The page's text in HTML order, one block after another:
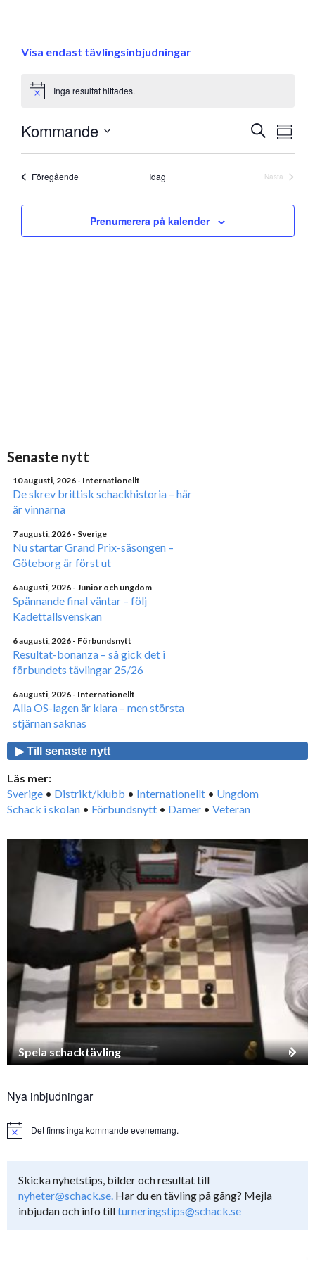
Visa endast tävlingsinbjudningar
Notice Inga resultat hittades.
Search
and
Views
Sök
Kommande
FöregåendeEvenemang Idag
Nästa
Prenumerera på kalender
Senaste nytt
10 augusti, 2026 - Internationellt
De skrev brittisk schackhistoria – här
är vinnarna
7 augusti, 2026 - Sverige
Nu startar Grand Prix-säsongen –
Göteborg är först ut
6 augusti, 2026 - Junior och ungdom
Spännande final väntar – följ
Kadettallsvenskan
6 augusti, 2026 - Förbundsnytt
Resultat-bonanza – så gick det i
förbundets tävlingar 25/26
6 augusti, 2026 - Internationellt
Alla OS-lagen är klara – men största
stjärnan saknas
▶ Till senaste nytt
Läs mer:
Sverige • Distrikt/klubb • Internationellt • Ungdom
Schack i skolan • Förbundsnytt • Damer • Veteran
Spela schacktävling
Nya inbjudningar
Notice Det finns inga kommande evenemang.
Skicka nyhetstips, bilder och resultat till
nyheter@schack.se. Har du en tävling på gång? Mejla
inbjudan och info tillturneringstips@schack.se